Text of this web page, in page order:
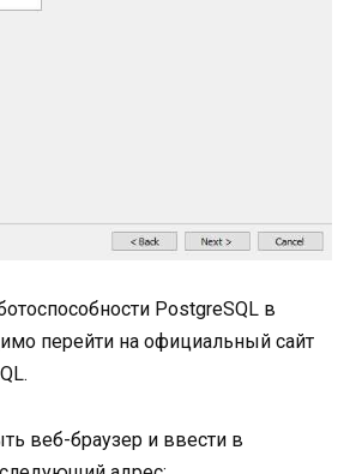
PostgreSQL в
перейти на официальный сайт
веб-браузер и ввести в